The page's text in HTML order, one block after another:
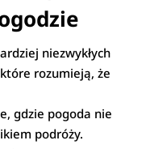
niezwykłych
rozumieją, że
gdzie pogoda nie
podróży.